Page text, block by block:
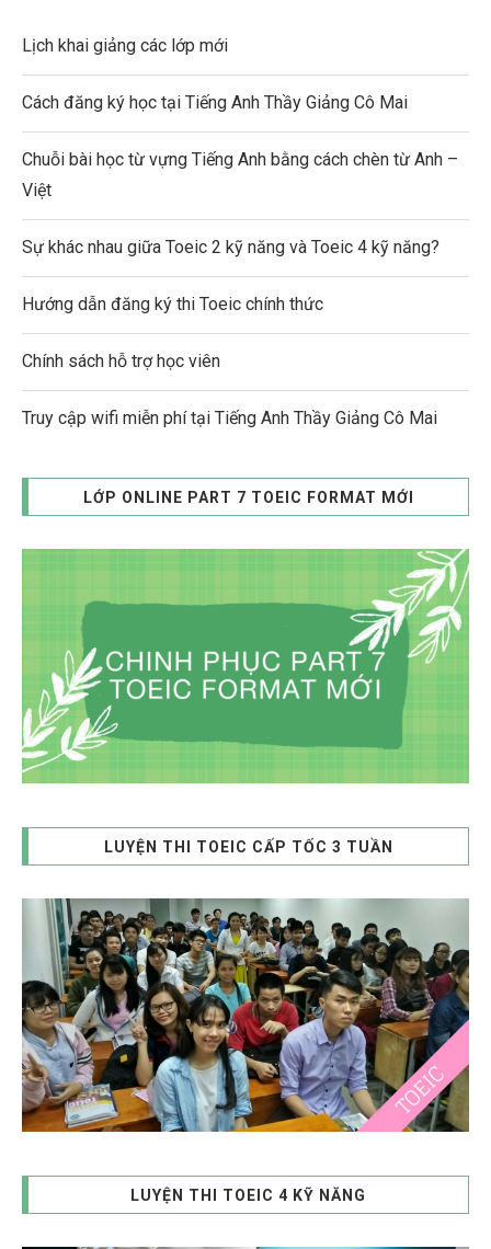
Lịch khai giảng các lớp mới
Cách đăng ký học tại Tiếng Anh Thầy Giảng Cô Mai
Chuỗi bài học từ vựng Tiếng Anh bằng cách chèn từ Anh –
Việt
Sự khác nhau giữa Toeic 2 kỹ năng và Toeic 4 kỹ năng?
Hướng dẫn đăng ký thi Toeic chính thức
Chính sách hỗ trợ học viên
Truy cập wifi miễn phí tại Tiếng Anh Thầy Giảng Cô Mai
LỚP ONLINE PART 7 TOEIC FORMAT MỚI
LUYỆN THI TOEIC CẤP TỐC 3 TUẦN
LUYỆN THI TOEIC 4 KỸ NĂNG